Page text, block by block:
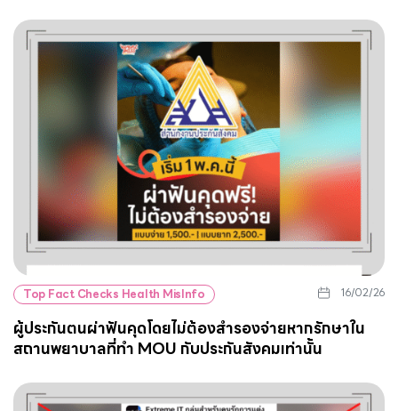
Top Fact Checks Health MisInfo 16/02/26
ผู้ประกันตนผ่าฟันคุดโดยไม่ต้องสำรองจ่ายหากรักษาใน
สถานพยาบาลที่ทำ MOU กับประกันสังคมเท่านั้น